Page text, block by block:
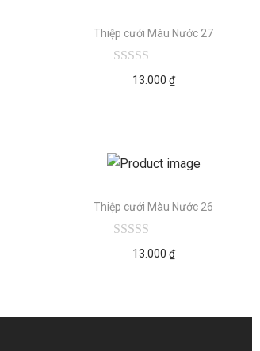
Thiệp cưới Màu Nước 27
13.000 ₫
Thiệp cưới Màu Nước 26
13.000 ₫